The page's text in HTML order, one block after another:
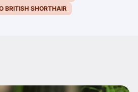
BRITISH SHORTHAIR